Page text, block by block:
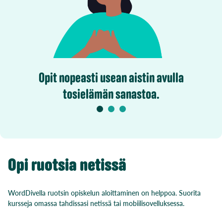
Opit nopeasti usean aistin avulla
tosielämän sanastoa.
Opi ruotsia netissä
WordDivella ruotsin opiskelun aloittaminen on helppoa. Suorita
kursseja omassa tahdissasi netissä tai mobiilisovelluksessa.